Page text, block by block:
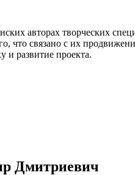
авторах творческих
что связано с их
и развитие проекта.
Дмитриевич